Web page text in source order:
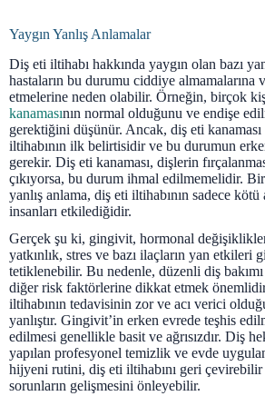
Yaygın Yanlış Anlamalar
Diş eti iltihabı hakkında yaygın olan bazı
hastaların bu durumu ciddiye almamalarına
etmelerine neden olabilir. Örneğin, birçok
kanamasının normal olduğunu ve endişe
gerektiğini düşünür. Ancak, diş eti
iltihabının ilk belirtisidir ve bu durumun
gerekir. Diş eti kanaması, dişlerin
çıkıyorsa, bu durum ihmal edilmemelidir.
yanlış anlama, diş eti iltihabının sadece
insanları etkilediğidir.
Gerçek şu ki, gingivit, hormonal
yatkınlık, stres ve bazı ilaçların yan etkileri
tetiklenebilir. Bu nedenle, düzenli diş bakımı
diğer risk faktörlerine dikkat etmek
iltihabının tedavisinin zor ve acı verici
yanlıştır. Gingivit’in erken evrede teşhis
edilmesi genellikle basit ve ağrısızdır. Diş
yapılan profesyonel temizlik ve evde
hijyeni rutini, diş eti iltihabını geri
sorunların gelişmesini önleyebilir.